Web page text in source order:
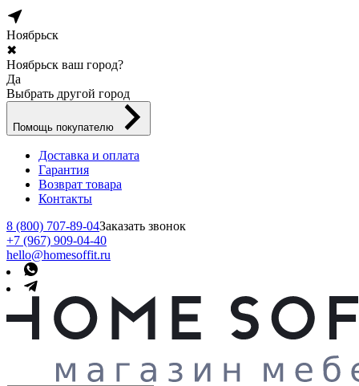
Ноябрьск
✖
Ноябрьск ваш город?
Да
Выбрать другой город
Помощь покупателю
Доставка и оплата
Гарантия
Возврат товара
Контакты
8 (800) 707-89-04Заказать звонок
+7 (967) 909-04-40
hello@homesoffit.ru